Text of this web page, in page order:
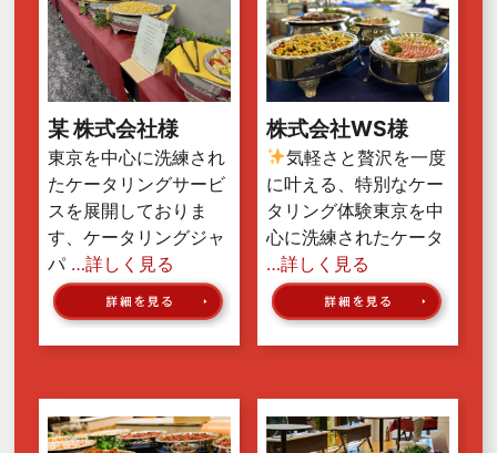
某 株式会社様
東京を中心に洗練され
たケータリングサービ
スを展開しておりま
す、ケータリングジャ
パ …詳しく見る
株式会社WS様
気軽さと贅沢を一度
に叶える、特別なケー
タリング体験東京を中
心に洗練されたケータ
…詳しく見る